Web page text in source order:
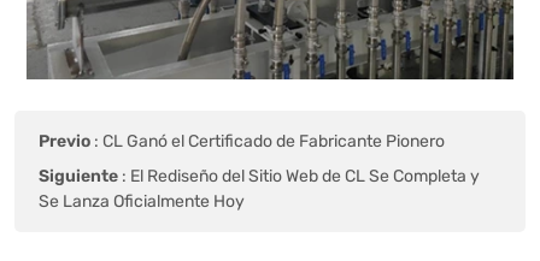
Previo : CL Ganó el Certificado de Fabricante Pionero
Siguiente : El Rediseño del Sitio Web de CL Se Completa y
Se Lanza Oficialmente Hoy